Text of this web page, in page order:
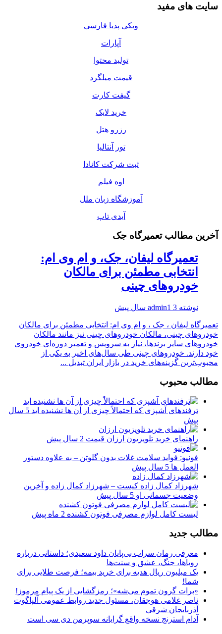
سایت های مفید
ویکی پدیا فارسی
آپارات
تولید محتوا
قیمت میلگرد
گیفت کارت
خرید لایک
رزرو هتل
تور آنتالیا
ثبت شرکت کانادا
اوه فیلم
آموزشگاه زبان ملل
آیدی تاپ
آخرین مطالب تعمیرگاه جک
تعمیرگاه لیفان، جک، و ام وی ام:
انتخابی مطمئن برای مالکان
خودروهای چینی
نوشته admin1 3 سال پیش
تعمیرگاه لیفان ، جک ، و ام وی ام: انتخابی مطمئن برای مالکان
خودروهای چینی، مالکان خودروهای چینی نیز مانند مالکان
خودروهای سایر برندها، نیاز به سرویس و تعمیر دوره‌ای خودروی
خود دارند. خودروهای چینی طی سال‌های اخیر به یکی از
محبوب‌ترین گزینه‌های خرید در بازار ایران تبدیل ...
مطالب محبوب
ترفندهای آشپزی که احتمالاً چیزی از آن ها نشنیده اید
5 سال
پیش
راهنمای خرید تلویزیون ارزان قیمت 2 سال پیش
فونیو: فواید سلامت غلات بدون گلوتن – به علاوه دستور
العمل ها 5 سال پیش
شهرزاد کمال زاده کیست – شهرزاد کمال زاده و آخرین
وضعیت جسمانی او 5 سال پیش
لیست کامل لوازم مصرفی فوتون کشنده 2 ماه پیش
مطالب جدید
معرفی رمان سراب بی‌پایان داود سعیدی؛ داستانی درباره
رویاها، جنگ، عشق و سنت‌ها
یک میلیون ریال هدیه برای خرید بیمه؛ فرصت طلایی برای
شما!
«برات گرون تموم می‌شه»؛ رمزگشایی از یک پیام مرموز!
ناصر غلامی هوجقان، مسئول جدید روابط عمومی آلپاگوت
آذربایجان شرقی
آدام استرنج نسخه واقع گرایانه سوپرمن دی سی است